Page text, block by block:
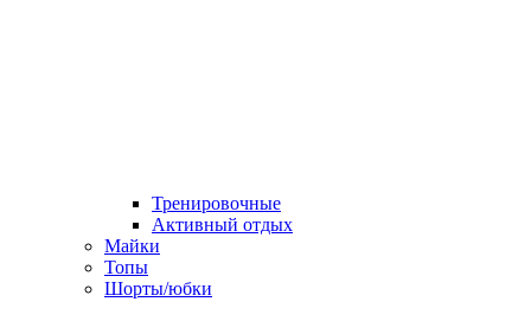
Тренировочные
Активный отдых
Майки
Топы
Шорты/юбки